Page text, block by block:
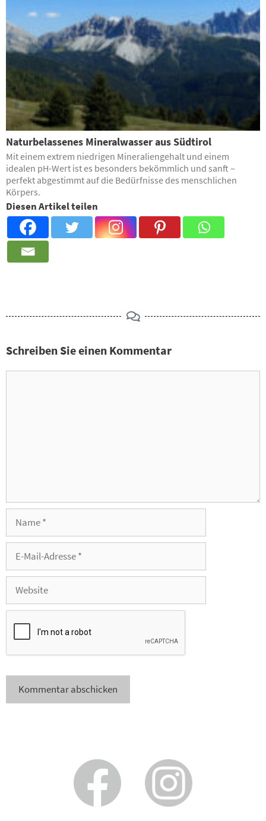
Naturbelassenes Mineralwasser aus Südtirol
Mit einem extrem niedrigen Mineraliengehalt und einem
idealen pH-Wert ist es besonders bekömmlich und sanft –
perfekt abgestimmt auf die Bedürfnisse des menschlichen
Körpers.
Diesen Artikel teilen
Schreiben Sie einen Kommentar